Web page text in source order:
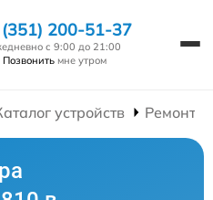
200-51-37
с 9:00 до 21:00
Позвонить мне утром
устройств Ремонт